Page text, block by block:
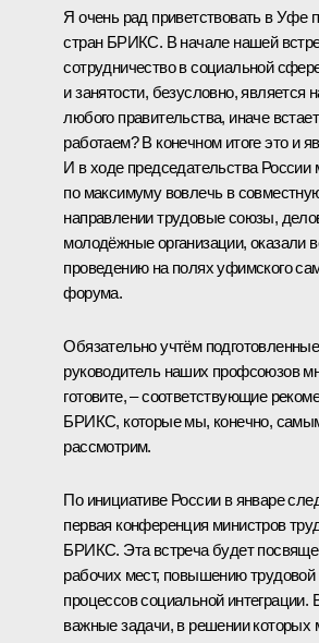
Я очень рад приветствовать в Уфе
стран БРИКС. В начале нашей
сотрудничество в социальной
и занятости, безусловно, является
любого правительства, иначе
работаем? В конечном итоге это и
И в ходе председательства России
по максимуму вовлечь в
направлении трудовые союзы,
молодёжные организации, оказали
проведению на полях уфимского
форума.
Обязательно учтём
руководитель наших профсоюзов
готовите, – соответствующие
БРИКС, которые мы, конечно,
рассмотрим.
По инициативе России в январе
первая конференция министров
БРИКС. Эта встреча будет
рабочих мест, повышению
процессов социальной интеграции.
важные задачи, в решении